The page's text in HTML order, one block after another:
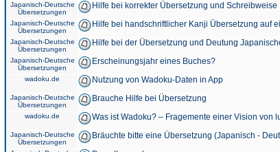
Japanisch-Deutsche
Übersetzungen
Hilfe bei korrekter Übersetzung und Schreibweise
Japanisch-Deutsche
Übersetzungen
Hilfe bei handschriftlicher Kanji Übersetzung auf
Japanisch-Deutsche
Übersetzungen
Hilfe bei der Übersetzung und Deutung
Japanisch-Deutsche
Übersetzungen
Erscheinungsjahr eines Buches?
wadoku.de Nutzung von Wadoku-Daten in App
Japanisch-Deutsche
Übersetzungen
Brauche Hilfe bei Übersetzung
wadoku.de Was ist Wadoku? – Fragemente einer Vision von
Japanisch-Deutsche
Übersetzungen
Bräuchte bitte eine Übersetzung (Japanisch -